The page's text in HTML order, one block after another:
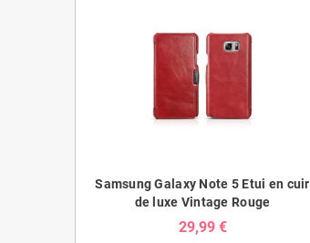
Samsung Galaxy Note 5 Etui en cuir
de luxe Vintage Rouge
29,99 €